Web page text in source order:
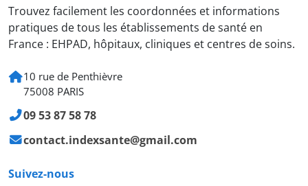
Trouvez facilement les coordonnées et informations
pratiques de tous les établissements de santé en
France : EHPAD, hôpitaux, cliniques et centres de soins.
10 rue de Penthièvre
75008 PARIS
09 53 87 58 78
contact.indexsante@gmail.com
Suivez-nous